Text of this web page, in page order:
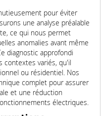
pour éviter
une analyse préalable
ce qui nous permet
anomalies avant même
diagnostic approfondi
contextes variés, qu'il
ou résidentiel. Nos
complet pour assurer
et une réduction
électriques.